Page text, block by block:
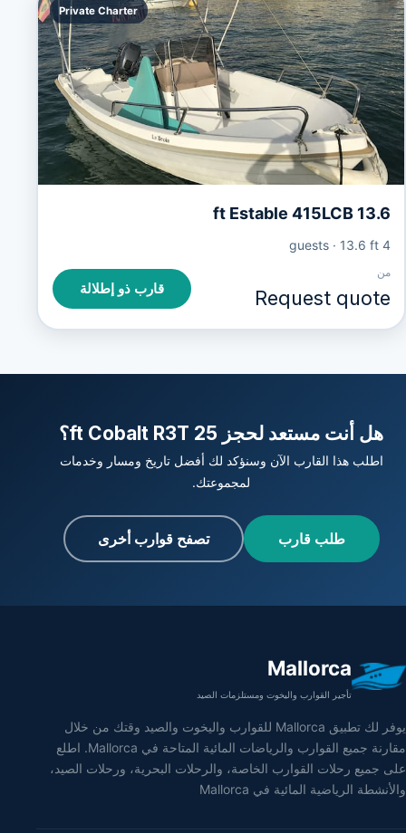
Private Charter
13.6 ft Estable 415LCB
4 guests
· 13.6 ft
من
Request quote قارب ذو إطلالة
هل أنت مستعد لحجز 25 ft Cobalt R3T؟
اطلب هذا القارب الآن وسنؤكد لك أفضل تاريخ ومسار وخدمات
لمجموعتك.
طلب قارب تصفح قوارب أخرى
Mallorca
تأجير القوارب واليخوت ومستلزمات الصيد
يوفر لك تطبيق Mallorca للقوارب واليخوت والصيد وقتك من خلال
مقارنة جميع القوارب والرياضات المائية المتاحة في Mallorca. اطلع
على جميع رحلات القوارب الخاصة، والرحلات البحرية، ورحلات الصيد،
والأنشطة الرياضية المائية في Mallorca